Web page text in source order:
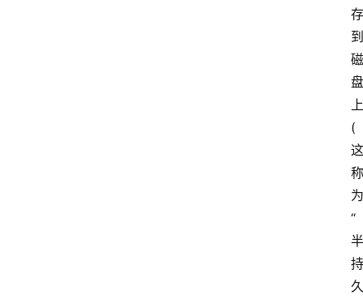
存
到
磁
盘
上
(
这
称
为
“
半
持
久